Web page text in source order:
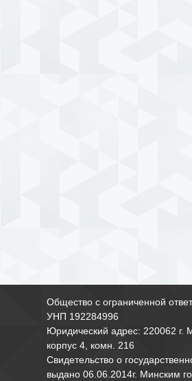
Общество с ограниченной
УНП 192284996
Юридический адрес: 220062 г.
корпус 4, комн. 216
Свидетельство о
выдано 06.06.2014г. Минским